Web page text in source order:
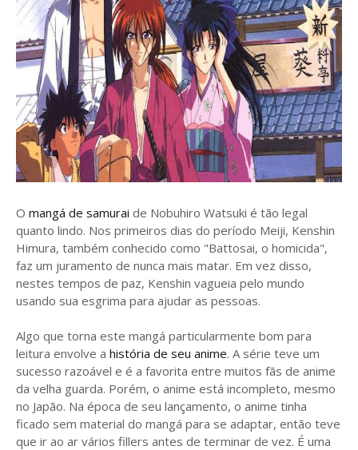
O mangá de samurai de Nobuhiro Watsuki é tão legal
quanto lindo. Nos primeiros dias do período Meiji, Kenshin
Himura, também conhecido como "Battosai, o homicida",
faz um juramento de nunca mais matar. Em vez disso,
nestes tempos de paz, Kenshin vagueia pelo mundo
usando sua esgrima para ajudar as pessoas.
Algo que torna este mangá particularmente bom para
leitura envolve a história de seu anime. A série teve um
sucesso razoável e é a favorita entre muitos fãs de anime
da velha guarda. Porém, o anime está incompleto, mesmo
no Japão. Na época de seu lançamento, o anime tinha
ficado sem material do mangá para se adaptar, então teve
que ir ao ar vários fillers antes de terminar de vez. É uma